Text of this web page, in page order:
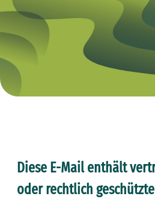
Diese E-Mail enthält
oder rechtlich